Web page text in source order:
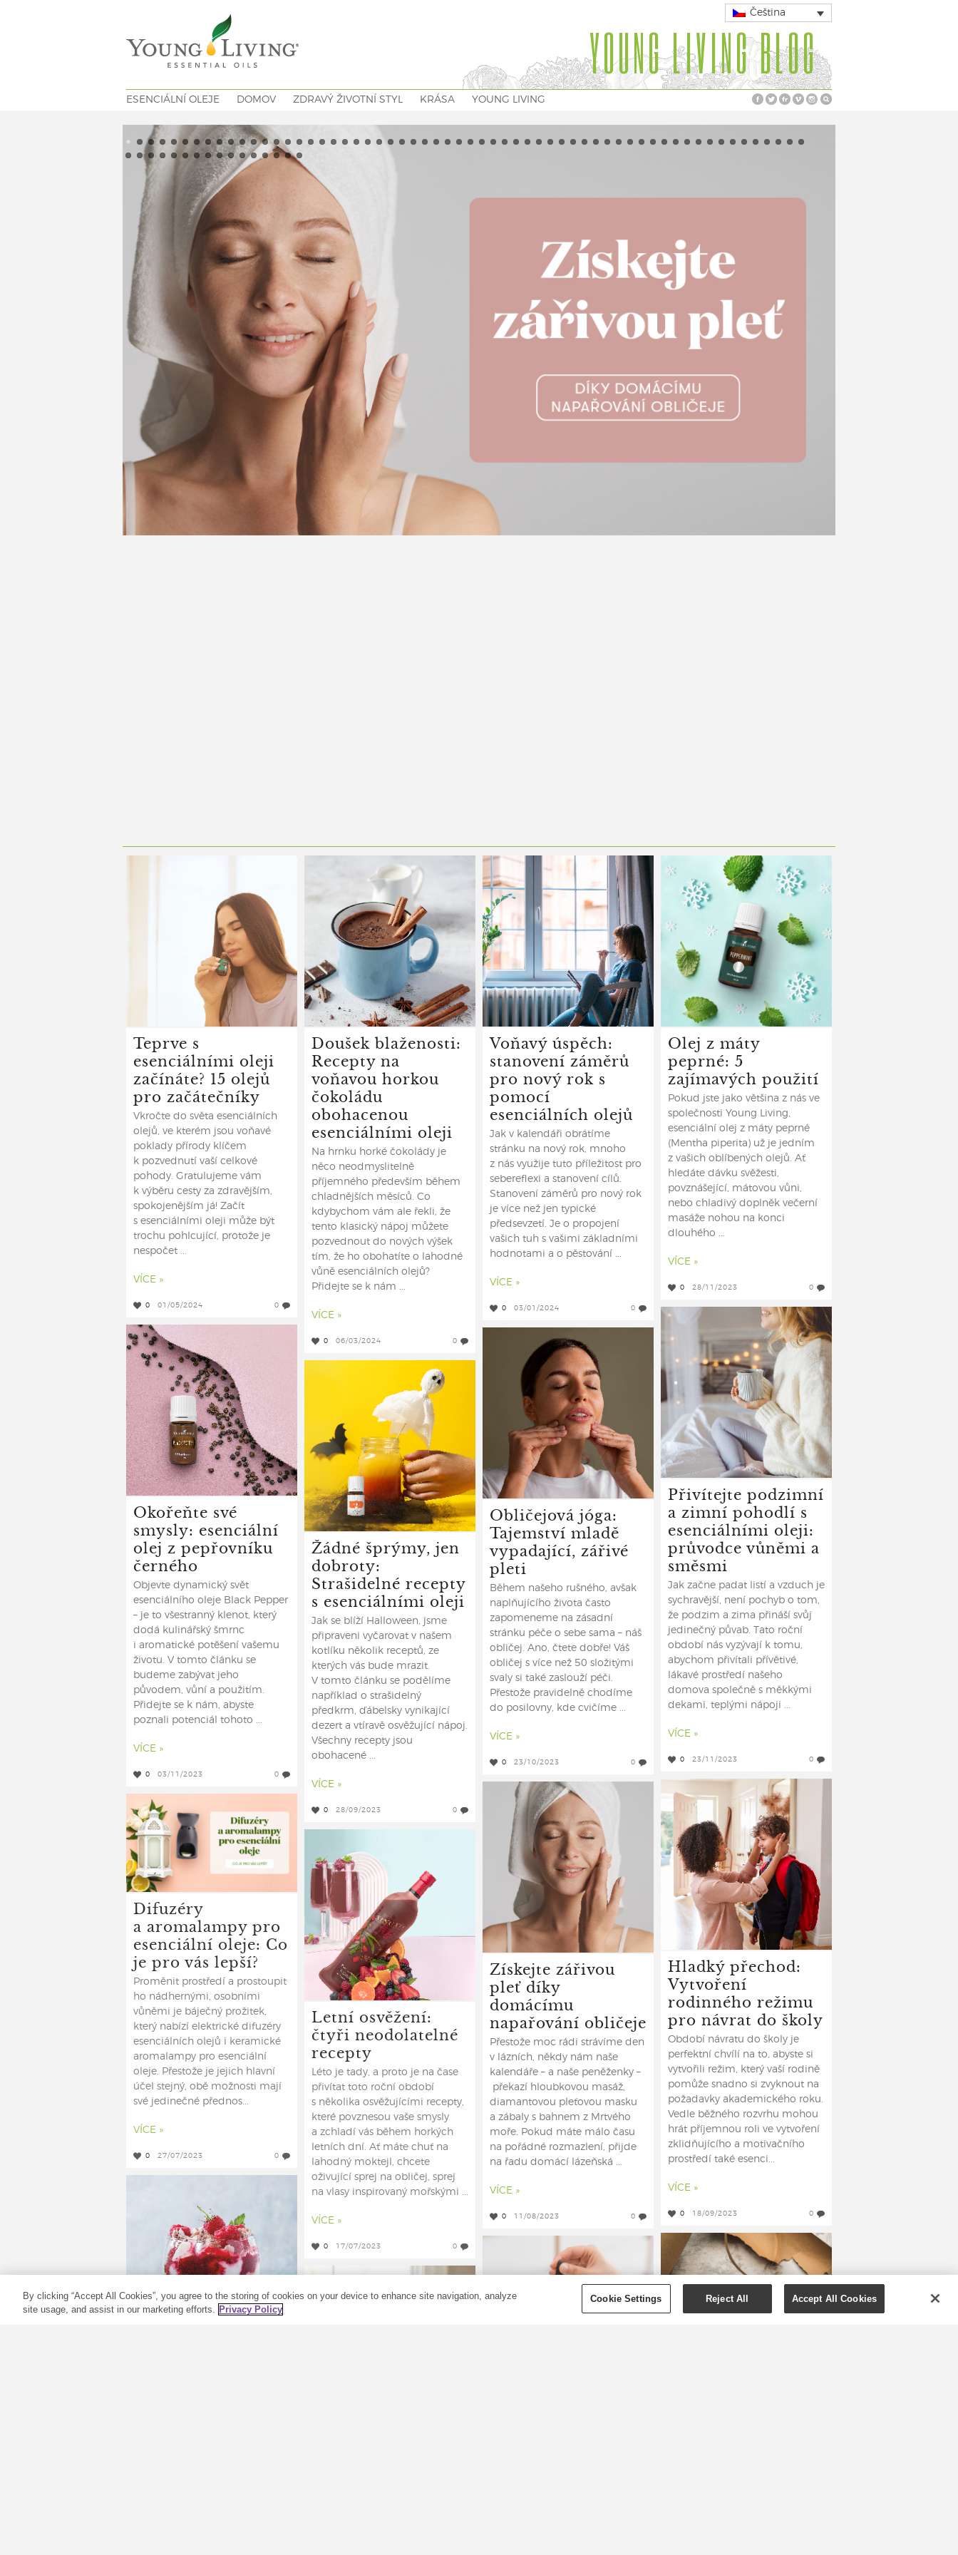
Čeština
YOUNG LIVING BLOG
ESENCIÁLNÍ OLEJE DOMOV ZDRAVÝ ŽIVOTNÍ STYL KRÁSA YOUNG LIVING
Teprve s
esenciálními oleji
začínáte? 15 olejů
pro začátečníky
Vkročte do světa esenciálních
olejů, ve kterém jsou voňavé
poklady přírody klíčem
k pozvednutí vaší celkové
pohody. Gratulujeme vám
k výběru cesty za zdravějším,
spokojenějším já! Začít
s esenciálními oleji může být
trochu pohlcující, protože je
nespočet ...
VÍCE »
0 01/05/2024 0
Doušek blaženosti:
Recepty na
voňavou horkou
čokoládu
obohacenou
esenciálními oleji
Na hrnku horké čokolády je
něco neodmyslitelně
příjemného především během
chladnějších měsíců. Co
kdybychom vám ale řekli, že
tento klasický nápoj můžete
pozvednout do nových výšek
tím, že ho obohatíte o lahodné
vůně esenciálních olejů?
Přidejte se k nám ...
VÍCE »
0 06/03/2024 0
Voňavý úspěch:
stanovení záměrů
pro nový rok s
pomocí
esenciálních olejů
Jak v kalendáři obrátíme
stránku na nový rok, mnoho
z nás využije tuto příležitost pro
sebereflexi a stanovení cílů.
Stanovení záměrů pro nový rok
je více než jen typické
předsevzetí. Je o propojení
vašich tuh s vašimi základními
hodnotami a o pěstování ...
VÍCE »
0 03/01/2024 0
Olej z máty
peprné: 5
zajímavých použití
Pokud jste jako většina z nás ve
společnosti Young Living,
esenciální olej z máty peprné
(Mentha piperita) už je jedním
z vašich oblíbených olejů. Ať
hledáte dávku svěžesti,
povznášející, mátovou vůni,
nebo chladivý doplněk večerní
masáže nohou na konci
dlouhého ...
VÍCE »
0 28/11/2023 0
Přivítejte podzimní
a zimní pohodlí s
esenciálními oleji:
průvodce vůněmi a
směsmi
Jak začne padat listí a vzduch je
sychravější, není pochyb o tom,
že podzim a zima přináší svůj
jedinečný půvab. Tato roční
období nás vyzývají k tomu,
abychom přivítali přívětivé,
lákavé prostředí našeho
domova společně s měkkými
dekami, teplými nápoji ...
VÍCE »
0 23/11/2023 0
Okořeňte své
smysly: esenciální
olej z pepřovníku
černého
Objevte dynamický svět
esenciálního oleje Black Pepper
– je to všestranný klenot, který
dodá kulinářský šmrnc
i aromatické potěšení vašemu
životu. V tomto článku se
budeme zabývat jeho
původem, vůní a použitím.
Přidejte se k nám, abyste
poznali potenciál tohoto ...
VÍCE »
0 03/11/2023 0
Obličejová jóga:
Tajemství mladě
vypadající, zářivé
pleti
Během našeho rušného, avšak
naplňujícího života často
zapomeneme na zásadní
stránku péče o sebe sama – náš
obličej. Ano, čtete dobře! Váš
obličej s více než 50 složitými
svaly si také zaslouží péči.
Přestože pravidelně chodíme
do posilovny, kde cvičíme ...
VÍCE »
0 23/10/2023 0
Žádné šprýmy, jen
dobroty:
Strašidelné recepty
s esenciálními oleji
Jak se blíží Halloween, jsme
připraveni vyčarovat v našem
kotlíku několik receptů, ze
kterých vás bude mrazit.
V tomto článku se podělíme
například o strašidelný
předkrm, ďábelsky vynikající
dezert a vtíravě osvěžující nápoj.
Všechny recepty jsou
obohacené ...
VÍCE »
0 28/09/2023 0
Hladký přechod:
Vytvoření
rodinného režimu
pro návrat do školy
Období návratu do školy je
perfektní chvílí na to, abyste si
vytvořili režim, který vaší rodině
pomůže snadno si zvyknout na
požadavky akademického roku.
Vedle běžného rozvrhu mohou
hrát příjemnou roli ve vytvoření
zklidňujícího a motivačního
prostředí také esenci...
VÍCE »
0 18/09/2023 0
Získejte zářivou
pleť díky
domácímu
napařování obličeje
Přestože moc rádi strávíme den
v lázních, někdy nám naše
kalendáře – a naše peněženky –
překazí hloubkovou masáž,
diamantovou pleťovou masku
a zábaly s bahnem z Mrtvého
moře. Pokud máte málo času
na pořádné rozmazlení, přijde
na řadu domácí lázeňská ...
VÍCE »
0 11/08/2023 0
Difuzéry
a aromalampy pro
esenciální oleje: Co
je pro vás lepší?
Proměnit prostředí a prostoupit
ho nádhernými, osobními
vůněmi je báječný prožitek,
který nabízí elektrické difuzéry
esenciálních olejů i keramické
aromalampy pro esenciální
oleje. Přestože je jejich hlavní
účel stejný, obě možnosti mají
své jedinečné přednos...
VÍCE »
0 27/07/2023 0
Letní osvěžení:
čtyři neodolatelné
recepty
Léto je tady, a proto je na čase
přivítat toto roční období
s několika osvěžujícími recepty,
které povznesou vaše smysly
a zchladí vás během horkých
letních dní. Ať máte chuť na
lahodný moktejl, chcete
oživující sprej na obličej, sprej
na vlasy inspirovaný mořskými ...
VÍCE »
0 17/07/2023 0
By clicking “Accept All Cookies”, you agree to the storing of cookies on your device to enhance site navigation, analyze
site usage, and assist in our marketing efforts. Privacy Policy
Cookie Settings Reject All Accept All Cookies